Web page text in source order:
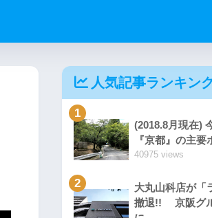
人気記事ランキン
1
(2018.8月現在)
『京都』の主
40975 views
2
大丸山科店が「
撤退!! 京阪グ